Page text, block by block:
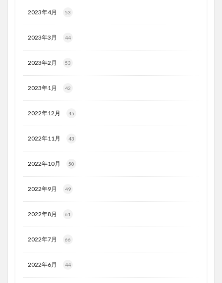
2023年4月 53
2023年3月 44
2023年2月 53
2023年1月 42
2022年12月 45
2022年11月 43
2022年10月 50
2022年9月 49
2022年8月 61
2022年7月 66
2022年6月 44